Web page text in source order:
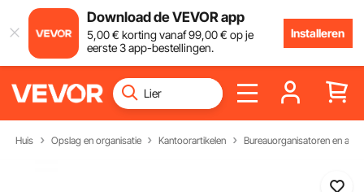
Download de VEVOR app
5,00€ korting vanaf99,00€ op je
eerste 3 app-bestellingen.
Installeren
Huis Opslag en organisatie Kantoorartikelen Bureauorganisatoren en